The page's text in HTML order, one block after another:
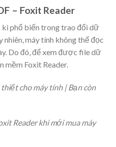
– Foxit Reader
kì phổ biến trong trao đổi dữ
nhiên, máy tính không thể đọc
Do đó, để xem được file dữ
mềm Foxit Reader.
Reader khi mới mua máy